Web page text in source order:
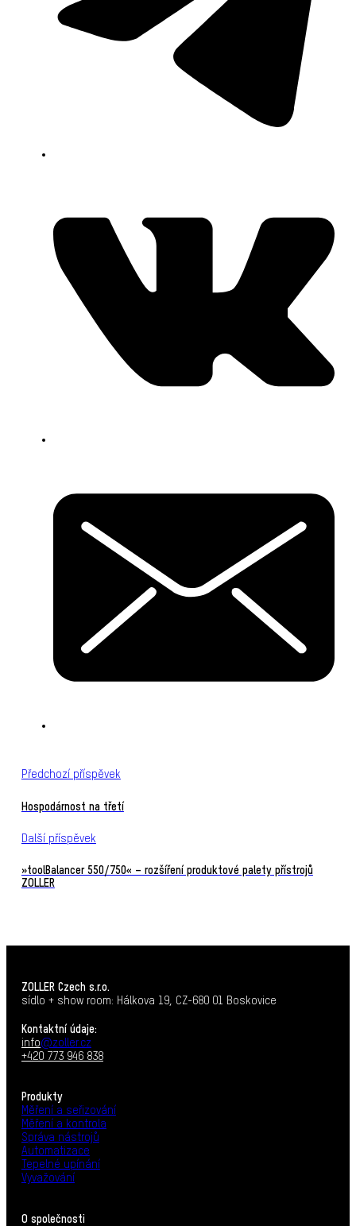
Předchozí příspěvek
Hospodárnost na třetí
Další příspěvek
»toolBalancer 550/750« – rozšíření produktové palety přístrojů
ZOLLER
ZOLLER Czech s.r.o.
sídlo + show room: Hálkova 19, CZ-680 01 Boskovice
Kontaktní údaje:
info@zoller.cz
+420 773 946 838
Produkty
Měření a seřizování
Měření a kontrola
Správa nástrojů
Automatizace
Tepelné upínání
Vyvažování
O společnosti